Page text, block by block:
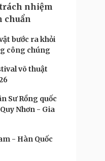
nhiệm
chuẩn
bước ra khỏi
công chúng
võ thuật
Sư Rồng quốc
Nhơn - Gia
- Hàn Quốc